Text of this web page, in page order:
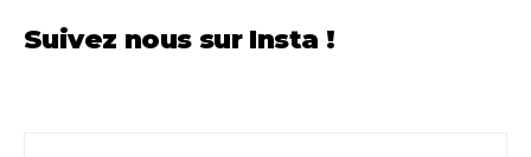
Suivez nous sur Insta !